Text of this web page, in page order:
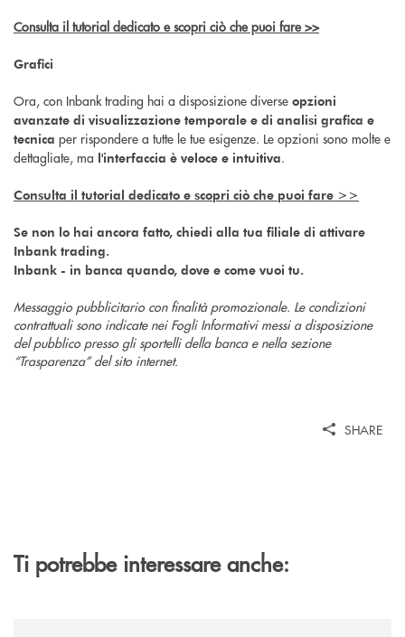
Consulta il tutorial dedicato e scopri ciò che puoi fare >>
Grafici
Ora, con Inbank trading hai a disposizione diverse opzioni
avanzate di visualizzazione temporale e di analisi grafica e
tecnica per rispondere a tutte le tue esigenze. Le opzioni sono molte e
dettagliate, ma l'interfaccia è veloce e intuitiva.
Consulta il tutorial dedicato e scopri ciò che puoi fare >>
Se non lo hai ancora fatto, chiedi alla tua filiale di attivare
Inbank trading.
Inbank - in banca quando, dove e come vuoi tu.
Messaggio pubblicitario con finalità promozionale. Le condizioni
contrattuali sono indicate nei Fogli Informativi messi a disposizione
del pubblico presso gli sportelli della banca e nella sezione
“Trasparenza” del sito internet.
SHARE
Ti potrebbe interessare anche: